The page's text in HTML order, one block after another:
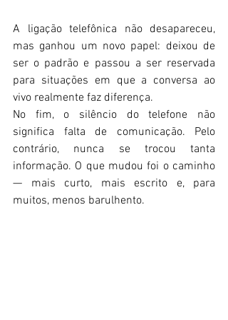
A ligação telefônica não desapareceu,
mas ganhou um novo papel: deixou de
ser o padrão e passou a ser reservada
para situações em que a conversa ao
vivo realmente faz diferença.
No fim, o silêncio do telefone não
significa falta de comunicação. Pelo
contrário, nunca se trocou tanta
informação. O que mudou foi o caminho
— mais curto, mais escrito e, para
muitos, menos barulhento.